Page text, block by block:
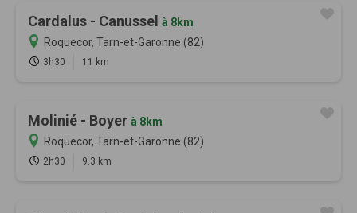
Cardalus - Canussel à 8km
Roquecor, Tarn-et-Garonne (82)
3h30 11 km
Molinié - Boyer à 8km
Roquecor, Tarn-et-Garonne (82)
2h30 9.3 km